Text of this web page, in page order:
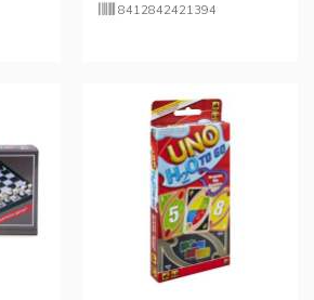
8412842421394